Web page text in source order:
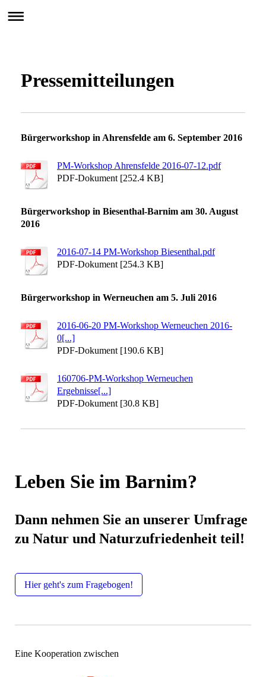
Anpass.BAR
Pressemitteilungen
Bürgerworkshop in Ahrensfelde am 6. September 2016
PM-Workshop Ahrensfelde 2016-07-12.pdf
PDF-Dokument [252.4 KB]
Bürgerworkshop in Biesenthal-Barnim am 30. August
2016
2016-07-14 PM-Workshop Biesenthal.pdf
PDF-Dokument [254.3 KB]
Bürgerworkshop in Werneuchen am 5. Juli 2016
2016-06-20 PM-Workshop Werneuchen 2016-
0[...]
PDF-Dokument [190.6 KB]
160706-PM-Workshop Werneuchen
Ergebnisse[...]
PDF-Dokument [30.8 KB]
Leben Sie im Barnim?
Dann nehmen Sie an unserer Umfrage
zu Natur und Naturzufriedenheit teil!
Hier geht's zum Fragebogen!
Eine Kooperation zwischen